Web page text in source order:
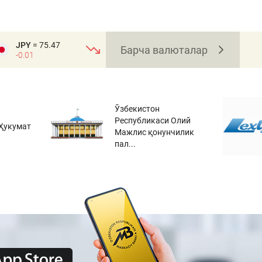
JPY = 75.47
-0.01
Барча валюталар
Ўзбекистон
Республикаси Олий
Мажлис қонунчилик
пал...